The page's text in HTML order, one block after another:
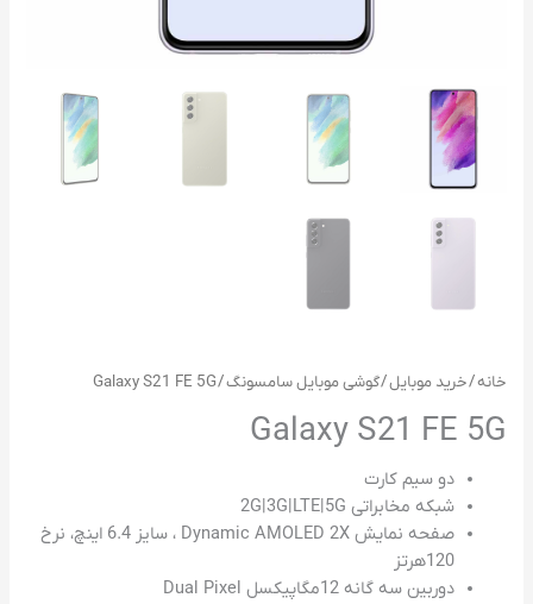
خانه/خرید موبایل/گوشی موبایل سامسونگ/ Galaxy S21 FE 5G
Galaxy S21 FE 5G
دو سیم کارت
شبکه مخابراتی 2G|3G|LTE|5G
صفحه نمایش Dynamic AMOLED 2X ، سایز 6.4 اینچ، نرخ
120هرتز
دوربین سه گانه 12مگاپیکسل Dual Pixel